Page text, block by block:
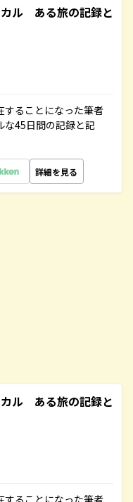
ル ある旅の記録と
することになった筆者
な45日間の記録と記
詳細を見る
ル ある旅の記録と
することになった筆者